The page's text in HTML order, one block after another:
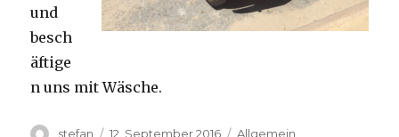
und
besch
äftige
n uns mit Wäsche.
Autor
stefan
Veröffentlicht
12. September 2016 Kategorien
Allgemein